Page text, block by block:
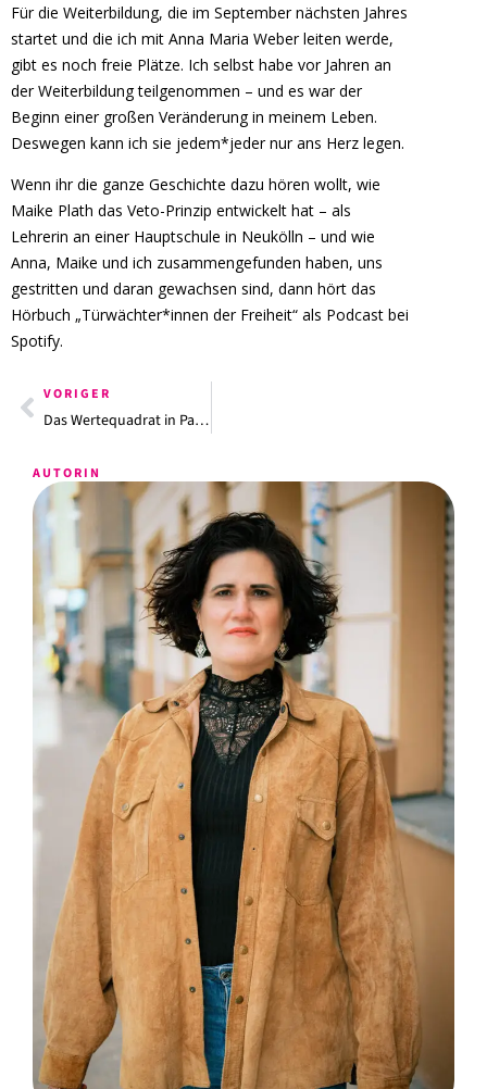
Für die Weiterbildung, die im September nächsten Jahres
startet und die ich mit Anna Maria Weber leiten werde,
gibt es noch freie Plätze. Ich selbst habe vor Jahren an
der Weiterbildung teilgenommen – und es war der
Beginn einer großen Veränderung in meinem Leben.
Deswegen kann ich sie jedem*jeder nur ans Herz legen.
Wenn ihr die ganze Geschichte dazu hören wollt, wie
Maike Plath das Veto-Prinzip entwickelt hat – als
Lehrerin an einer Hauptschule in Neukölln – und wie
Anna, Maike und ich zusammengefunden haben, uns
gestritten und daran gewachsen sind, dann hört das
Hörbuch „Türwächter*innen der Freiheit“ als Podcast bei
Spotify.
VORIGER
Das Wertequadrat in Paarbeziehungen – Warum emotionale Arbeit der Schlüssel ist
AUTORIN